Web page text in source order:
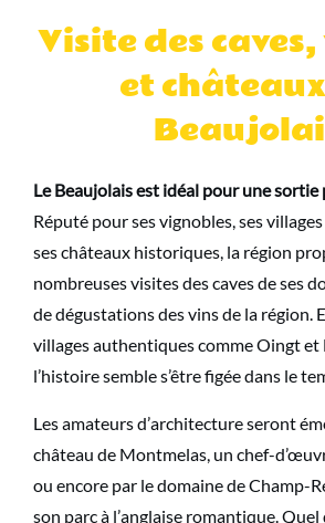
Visite des
et
Le Beaujolais est idéal pour une sortie
Réputé pour ses vignobles, ses
ses châteaux historiques, la région
nombreuses visites des caves de ses
de dégustations des vins de la région.
villages authentiques comme Oingt et
l’histoire semble s’être figée dans le
Les amateurs d’architecture seront
château de Montmelas, un chef-
ou encore par le domaine de Champ-
son parc à l’anglaise romantique.